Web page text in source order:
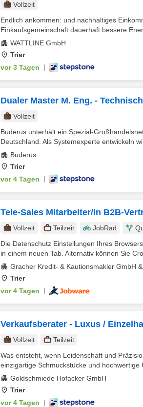
Vollzeit
Endlich ankommen: und nachhaltiges
Einkaufsgemeinschaft dauerhaft bessere
WATTLINE GmbH
Trier
vor 3 Tagen
Dualer Master M. Eng. -
Vollzeit
Buderus unterhält ein Spezial-
Deutschland. Als Systemexperte entwickeln
Buderus
Trier
vor 4 Tagen
Tele-Sales Mitarbeiter/in B2B-
Vollzeit Teilzeit JobRad
Die Datenschutz Einstellungen Ihres
in einem neuen Tab. Alternativ können Sie
Gracher Kredit- & Kautionsmakler GmbH
Trier
vor 4 Tagen
Verkaufsberater - Luxus /
Vollzeit
Teilzeit
Was entsteht, wenn Leidenschaft und
einzigartige Schmuckstücke und hochwertige
Goldschmiede Hofacker GmbH
Trier
vor 4 Tagen